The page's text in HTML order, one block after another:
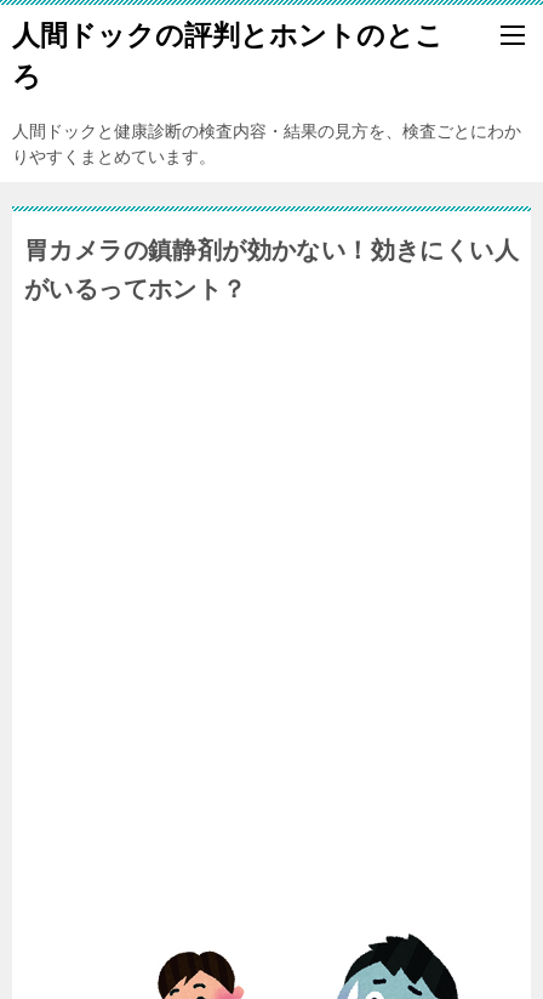
人間ドックの評判とホントのとこ
ろ
人間ドックと健康診断の検査内容・結果の見方を、検査ごとにわか
りやすくまとめています。
胃カメラの鎮静剤が効かない！効きにくい人
がいるってホント？